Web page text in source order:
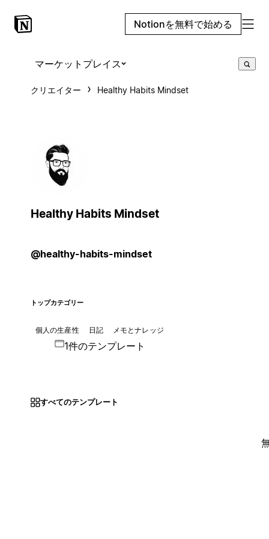
Notionを無料で始める
マーケットプレイス
クリエイター Healthy Habits Mindset
Healthy Habits Mindset
@healthy-habits-mindset
トップカテゴリー
個人の生産性 日記 メモとナレッジ
1件のテンプレート
すべてのテンプレート